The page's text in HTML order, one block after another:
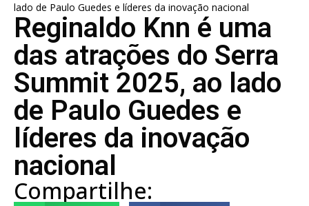
lado de Paulo Guedes e líderes da inovação nacional
Reginaldo Knn é uma
das atrações do Serra
Summit 2025, ao lado
de Paulo Guedes e
líderes da inovação
nacional
Compartilhe: